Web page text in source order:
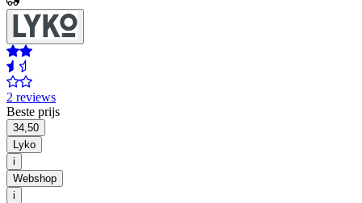
2 reviews
Beste prijs
34,50
Lyko
i
Webshop
i